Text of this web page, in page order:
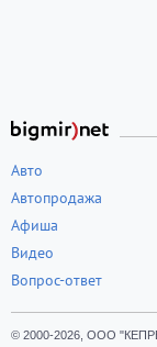
Авто
Автопродажа
Афиша
Видео
Вопрос-ответ
© 2000-2026, ООО